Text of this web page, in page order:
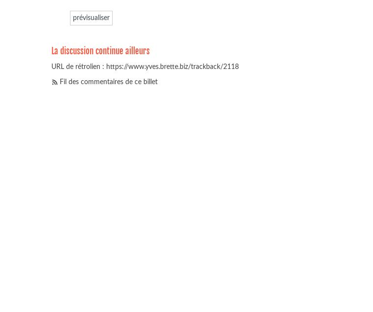
La discussion continue ailleurs
URL de rétrolien : https://www.yves.brette.biz/trackback/2118
Fil des commentaires de ce billet